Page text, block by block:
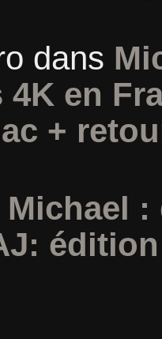
dans
en
+
Michael :